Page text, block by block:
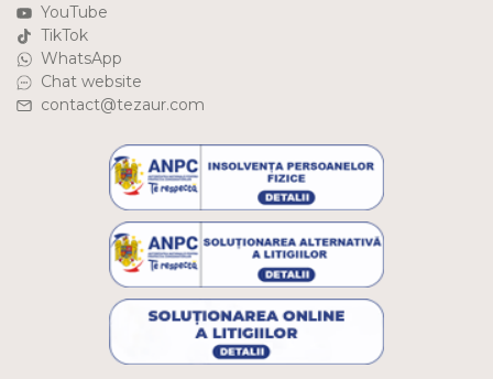
YouTube
TikTok
WhatsApp
Chat website
contact@tezaur.com